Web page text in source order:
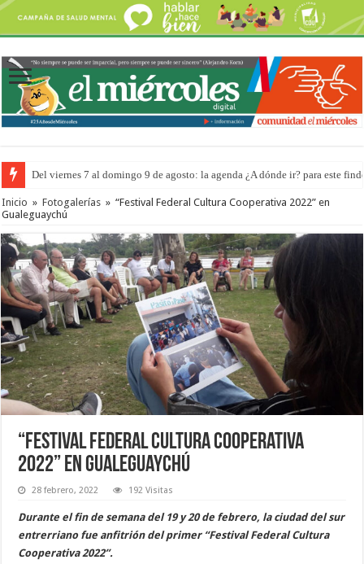
Del viernes 7 al domingo 9 de agosto: la agenda ¿A dónde ir? para este
Inicio » Fotogalerías » “Festival Federal Cultura Cooperativa 2022” en
Gualeguaychú
“Festival Federal Cultura Cooperativa
2022” en Gualeguaychú
28 febrero, 2022 192 Visitas
Durante el fin de semana del 19 y 20 de febrero, la ciudad del sur
entrerriano fue anfitrión del primer “Festival Federal Cultura
Cooperativa 2022”.